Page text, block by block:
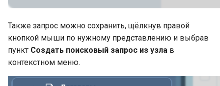
Также запрос можно сохранить, щёлкнув правой
кнопкой мыши по нужному представлению и выбрав
пункт Создать поисковый запрос из узла в
контекстном меню.